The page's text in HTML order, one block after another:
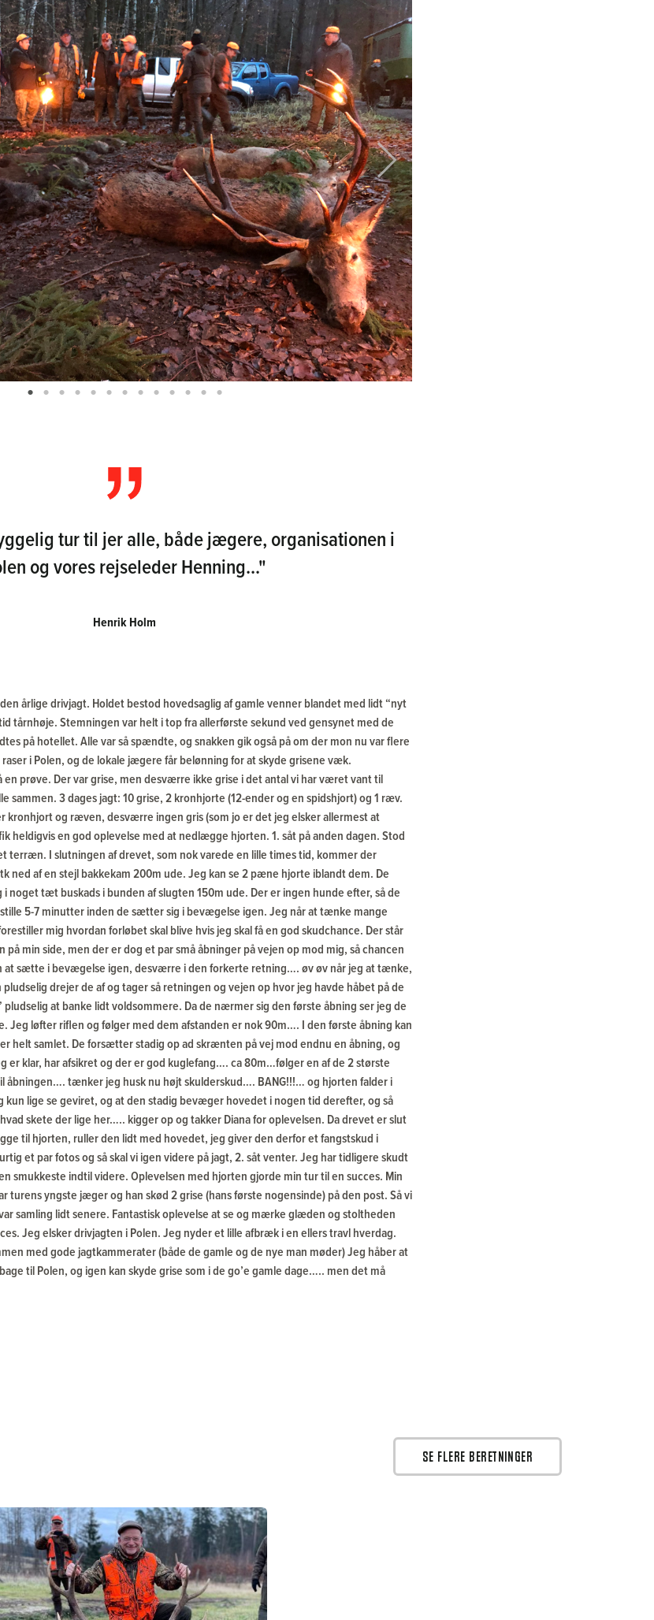
Next
tur til jer alle, både jægere, organisationen i
og vores rejseleder Henning..."
Henrik Holm
årlige drivjagt. Holdet bestod hovedsaglig af gamle venner blandet med lidt “nyt
tårnhøje. Stemningen var helt i top fra allerførste sekund ved gensynet med de
på hotellet. Alle var så spændte, og snakken gik også på om der mon nu var flere
i Polen, og de lokale jægere får belønning for at skyde grisene væk.
prøve. Der var grise, men desværre ikke grise i det antal vi har været vant til
sammen. 3 dages jagt: 10 grise, 2 kronhjorte (12-ender og en spidshjort) og 1 ræv.
kronhjort og ræven, desværre ingen gris (som jo er det jeg elsker allermest at
heldigvis en god oplevelse med at nedlægge hjorten. 1. såt på anden dagen. Stod
terræn. I slutningen af drevet, som nok varede en lille times tid, kommer der
ned af en stejl bakkekam 200m ude. Jeg kan se 2 pæne hjorte iblandt dem. De
noget tæt buskads i bunden af slugten 150m ude. Der er ingen hunde efter, så de
5-7 minutter inden de sætter sig i bevægelse igen. Jeg når at tænke mange
mig hvordan forløbet skal blive hvis jeg skal få en god skudchance. Der står
min side, men der er dog et par små åbninger på vejen op mod mig, så chancen
at sætte i bevægelse igen, desværre i den forkerte retning…. øv øv når jeg at tænke,
drejer de af og tager så retningen og vejen op hvor jeg havde håbet på de
at banke lidt voldsommere. Da de nærmer sig den første åbning ser jeg de
Jeg løfter riflen og følger med dem afstanden er nok 90m…. I den første åbning kan
helt samlet. De forsætter stadig op ad skrænten på vej mod endnu en åbning, og
er klar, har afsikret og der er god kuglefang…. ca 80m…følger en af de 2 største
tænker jeg husk nu højt skulderskud…. BANG!!!… og hjorten falder i
kun lige se geviret, og at den stadig bevæger hovedet i nogen tid derefter, og så
skete der lige her….. kigger op og takker Diana for oplevelsen. Da drevet er slut
til hjorten, ruller den lidt med hovedet, jeg giver den derfor et fangstskud i
et par fotos og så skal vi igen videre på jagt, 2. såt venter. Jeg har tidligere skudt
smukkeste indtil videre. Oplevelsen med hjorten gjorde min tur til en succes. Min
turens yngste jæger og han skød 2 grise (hans første nogensinde) på den post. Så vi
samling lidt senere. Fantastisk oplevelse at se og mærke glæden og stoltheden
Jeg elsker drivjagten i Polen. Jeg nyder et lille afbræk i en ellers travl hverdag.
med gode jagtkammerater (både de gamle og de nye man møder) Jeg håber at
til Polen, og igen kan skyde grise som i de go’e gamle dage….. men det må
SE FLERE BERETNINGER